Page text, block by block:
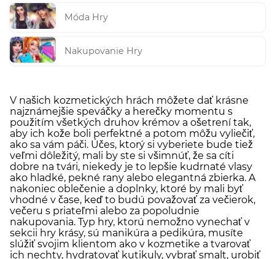
Móda Hry
Nakupovanie Hry
V našich kozmetických hrách môžete dať krásne
najznámejšie speváčky a herečky momentu s
použitím všetkých druhov krémov a ošetrení tak,
aby ich kože boli perfektné a potom môžu vyliečiť,
ako sa vám páči. Účes, ktorý si vyberiete bude tiež
veľmi dôležitý, mali by ste si všimnúť, že sa cíti
dobre na tvári, niekedy je to lepšie kudrnaté vlasy
ako hladké, pekné rany alebo elegantná zbierka. A
nakoniec oblečenie a doplnky, ktoré by mali byť
vhodné v čase, keď to budú považovať za večierok,
večeru s priateľmi alebo za popoludnie
nakupovania. Typ hry, ktorú nemožno vynechať v
sekcii hry krásy, sú manikúra a pedikúra, musíte
slúžiť svojim klientom ako v kozmetike a tvarovať
ich nechty, hydratovať kutikuly, vybrať smalt, urobiť